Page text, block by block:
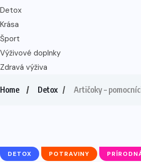
Detox
Krása
Šport
Výživové doplnky
Zdravá výživa
Home Detox Artičoky –
DETOX POTRAVINY